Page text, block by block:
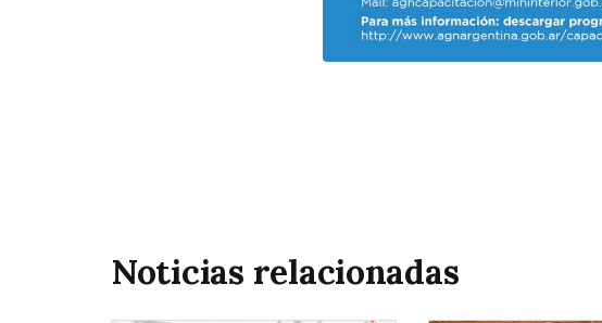
Noticias relacionadas